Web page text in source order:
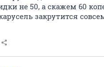
не 50, а скажем 60
закрутится